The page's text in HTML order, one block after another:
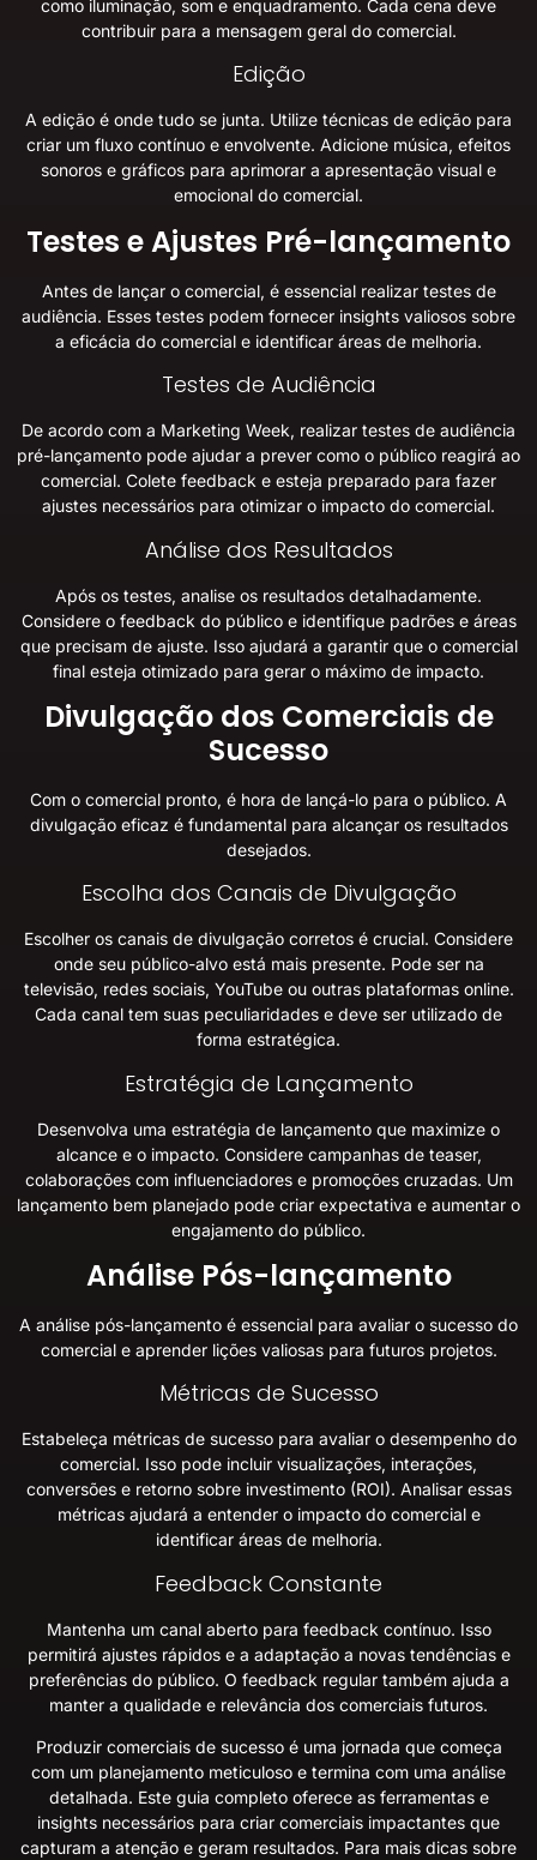
como iluminação, som e enquadramento. Cada cena deve
contribuir para a mensagem geral do comercial.
Edição
A edição é onde tudo se junta. Utilize técnicas de edição para
criar um fluxo contínuo e envolvente. Adicione música, efeitos
sonoros e gráficos para aprimorar a apresentação visual e
emocional do comercial.
Testes e Ajustes Pré-lançamento
Antes de lançar o comercial, é essencial realizar testes de
audiência. Esses testes podem fornecer insights valiosos sobre
a eficácia do comercial e identificar áreas de melhoria.
Testes de Audiência
De acordo com a Marketing Week, realizar testes de audiência
pré-lançamento pode ajudar a prever como o público reagirá ao
comercial. Colete feedback e esteja preparado para fazer
ajustes necessários para otimizar o impacto do comercial.
Análise dos Resultados
Após os testes, analise os resultados detalhadamente.
Considere o feedback do público e identifique padrões e áreas
que precisam de ajuste. Isso ajudará a garantir que o comercial
final esteja otimizado para gerar o máximo de impacto.
Divulgação dos Comerciais de
Sucesso
Com o comercial pronto, é hora de lançá-lo para o público. A
divulgação eficaz é fundamental para alcançar os resultados
desejados.
Escolha dos Canais de Divulgação
Escolher os canais de divulgação corretos é crucial. Considere
onde seu público-alvo está mais presente. Pode ser na
televisão, redes sociais, YouTube ou outras plataformas online.
Cada canal tem suas peculiaridades e deve ser utilizado de
forma estratégica.
Estratégia de Lançamento
Desenvolva uma estratégia de lançamento que maximize o
alcance e o impacto. Considere campanhas de teaser,
colaborações com influenciadores e promoções cruzadas. Um
lançamento bem planejado pode criar expectativa e aumentar o
engajamento do público.
Análise Pós-lançamento
A análise pós-lançamento é essencial para avaliar o sucesso do
comercial e aprender lições valiosas para futuros projetos.
Métricas de Sucesso
Estabeleça métricas de sucesso para avaliar o desempenho do
comercial. Isso pode incluir visualizações, interações,
conversões e retorno sobre investimento (ROI). Analisar essas
métricas ajudará a entender o impacto do comercial e
identificar áreas de melhoria.
Feedback Constante
Mantenha um canal aberto para feedback contínuo. Isso
permitirá ajustes rápidos e a adaptação a novas tendências e
preferências do público. O feedback regular também ajuda a
manter a qualidade e relevância dos comerciais futuros.
Produzir comerciais de sucesso é uma jornada que começa
com um planejamento meticuloso e termina com uma análise
detalhada. Este guia completo oferece as ferramentas e
insights necessários para criar comerciais impactantes que
capturam a atenção e geram resultados. Para mais dicas sobre